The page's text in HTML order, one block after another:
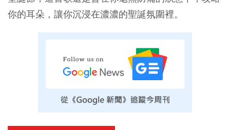
你的耳朵，讓你沉浸在濃濃的聖誕氛圍裡。